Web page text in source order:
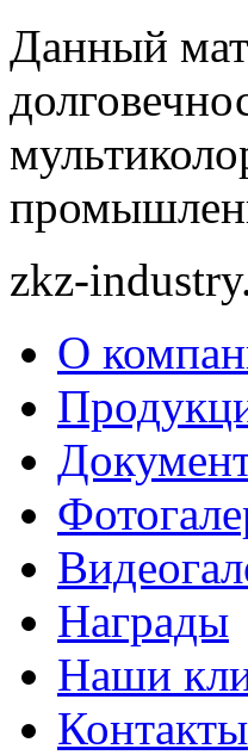
Данный
zkz-
О
Награды
Наши
Контакты